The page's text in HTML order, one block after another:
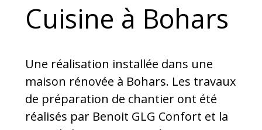
Cuisine à Bohars
Une réalisation installée dans une
maison rénovée à Bohars. Les travaux
de préparation de chantier ont été
réalisés par Benoit GLG Confort et la